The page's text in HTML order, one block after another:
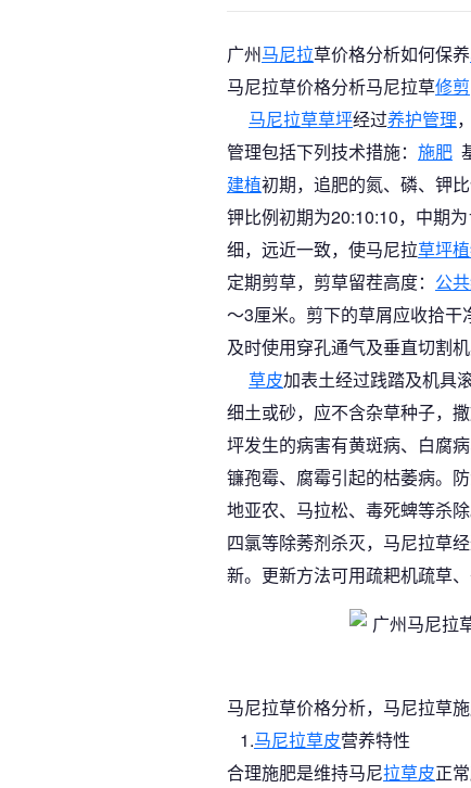
广州马尼拉草价格分析如何保养
马尼拉草价格分析马尼拉草修剪
马尼拉草草坪经过养护管理
管理包括下列技术措施： 施肥
建植初期，追肥的氮、磷、钾
钾比例初期为20:10:10，中期
细，远近一致，使马尼拉草坪
定期剪草，剪草留茬高度： 公
～3厘米。剪下的草屑应收拾干
及时使用穿孔通气及垂直切割
草皮加表土经过践踏及机具
细土或砂，应不含杂草种子，
坪发生的病害有黄斑病、白腐
镰孢霉、腐霉引起的枯萎病。
地亚农、马拉松、毒死蜱等杀
四氯等除莠剂杀灭，马尼拉草
新。更新方法可用疏耙机疏草
马尼拉草价格分析，马尼拉草
1.马尼拉草皮营养特性
合理施肥是维持马尼拉草皮正